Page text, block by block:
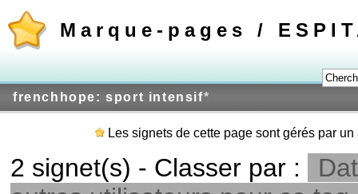
Marque-pages /
frenchhope: sport intensif*
Les signets de cette page sont gérés par
2 signet(s) - Classer par :